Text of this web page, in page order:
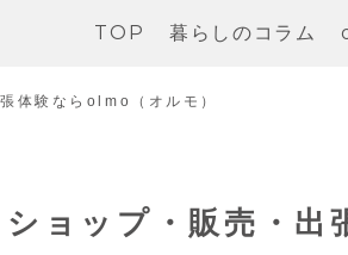
TOP 暮らしのコラム
体験ならolmo（オルモ）
ョップ・販売・出